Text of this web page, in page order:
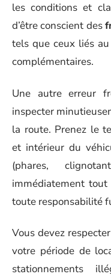
les conditions et
d’être conscient des
tels que ceux liés
complémentaires.
Une autre erreur
inspecter
la route. Prenez le
et intérieur du
(phares,
immédiatement tout
toute responsabilité
Vous devez
votre période de
stationnements